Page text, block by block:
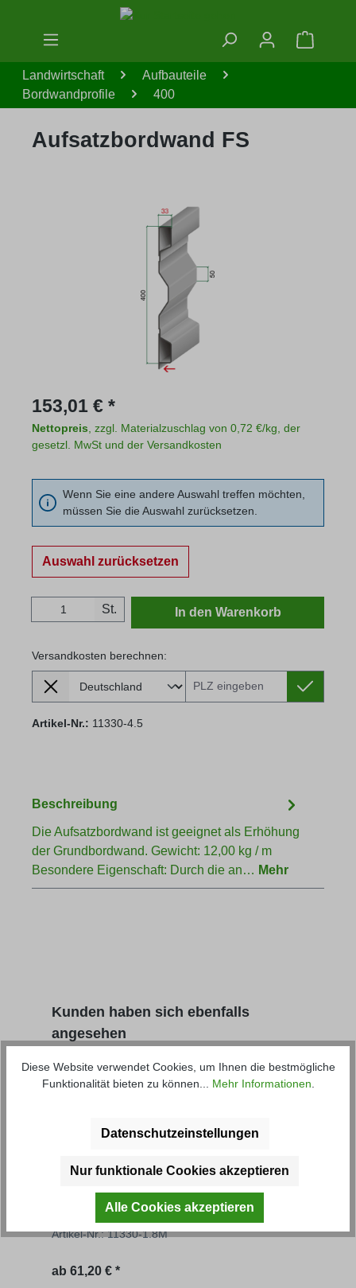
Zum Hauptinhalt springen
Landwirtschaft
Aufbauteile
Bordwandprofile
400
Aufsatzbordwand FS
Bildergalerie überspringen
Regulärer Preis:
153,01 € *
Nettopreis , zzgl. Materialzuschlag von 0,72 €/kg, der
gesetzl. MwSt und der Versandkosten
Wenn Sie eine andere Auswahl treffen möchten,
müssen Sie die Auswahl zurücksetzen.
Auswahl zurücksetzen
Produkt Anzahl: Gib den gewünschten
St. In den Warenkorb
Versandkosten berechnen:
Lieferland
Versandkosten berechnen:
Artikel-Nr.: 11330-4.5
Beschreibung
Die Aufsatzbordwand ist geeignet als Erhöhung
der Grundbordwand. Gewicht: 12,00 kg / m
Besondere Eigenschaft: Durch die an… Mehr
Produktgalerie überspringen
Kunden haben sich ebenfalls
angesehen
Aufsatzbordwand FS
Artikel-Nr.: 11330-1.8M
Regulärer Preis:
ab 61,20 € *
Diese Website verwendet Cookies, um Ihnen die bestmögliche
Funktionalität bieten zu können... Mehr Informationen
Datenschutzeinstellungen
Nur funktionale Cookies akzeptieren
Alle Cookies akzeptieren